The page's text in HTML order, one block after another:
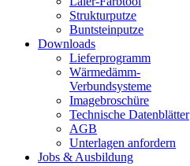
Strukturputze
Buntsteinputze
Downloads
Lieferprogramm
Wärmedämm-
Verbundsysteme
Imagebroschüre
Technische Datenblätter
AGB
Unterlagen anfordern
Jobs & Ausbildung